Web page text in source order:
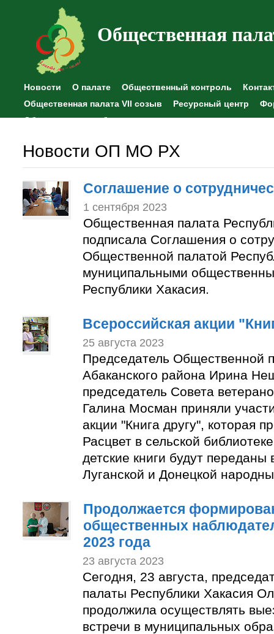
Общественная
Новости О палате Общественный контроль
Общественная палата VII созыв
Ресурсный центр
Общественные наблюдения
Новости ОП МО РХ
Соглашение о
1 сентября 2023
Общественная палата
подписала Соглашения о
Общественной палатой
муниципальными
Республики Хакасия.
Всероссийская акции
25 августа 2023
Председатель Общественной
Абаканского района Ирина
председатель Совета
Галина Мосман приняли
акции "Книга другу", которая
Расцвет в сельской
детские книги будут переданы
Луганской и Донецкой
Продолжается
общественных
2023 года
23 августа 2023
Сегодня, 23 августа,
палаты Республики Хакасия
продолжила осуществлять
встречи в муниципальных